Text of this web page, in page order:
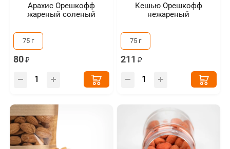
Арахис Орешкофф
жареный соленый
75 г
80
Кешью Орешкофф
нежареный
75 г
211